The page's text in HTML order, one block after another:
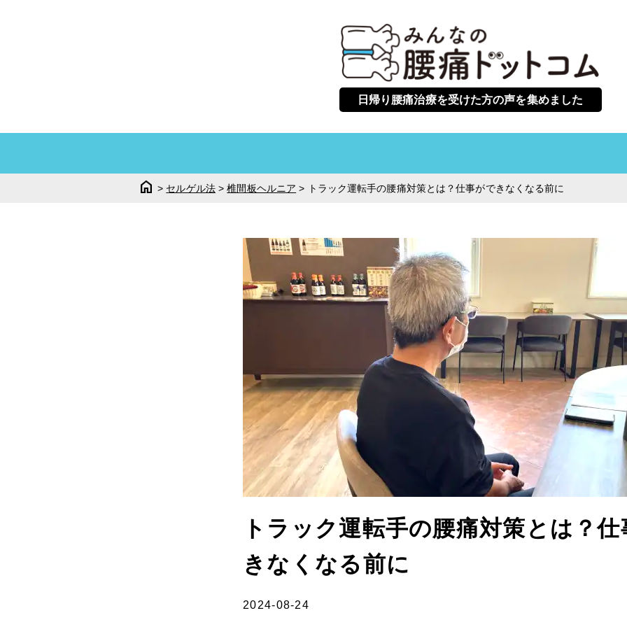
日帰り腰痛治療を受けた方の声を集めました
home > セルゲル法>椎間板ヘルニア > トラック運転手の腰痛対策とは？仕事ができなくなる前に
トラック運転手の腰痛対策とは？
きなくなる前に
2024-08-24